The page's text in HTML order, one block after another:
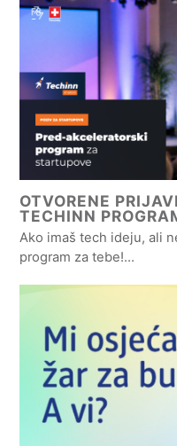
OTVORENE
TECHINN
Ako imaš tech ideju, ali
program za tebe!…